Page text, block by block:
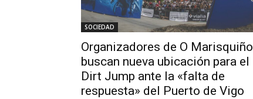
SOCIEDAD
Organizadores de O Marisquiño
buscan nueva ubicación para el
Dirt Jump ante la «falta de
respuesta» del Puerto de Vigo